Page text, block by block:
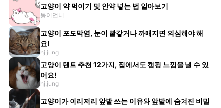
고양이 약 먹이기 및 안약 넣는 법 알아보기
몽이언니
고양이 포도막염, 눈이 빨갛거나 까매지면 의심해야 해
요!
hj.jung
고양이 텐트 추천 12가지, 집에서도 캠핑 느낌을 낼 수 있
어요!
hj.jung
고양이가 이리저리 앞발 쓰는 이유와 앞발에 숨겨진 비밀